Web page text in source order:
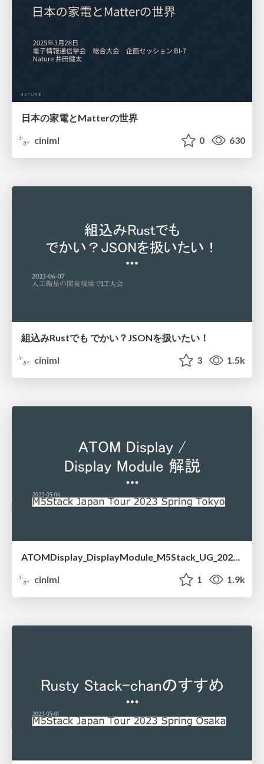
日本の家電とMatterの世界
ciniml
0 630
組込みRustでも でかい？JSONを扱いたい！
ciniml
3 1.5k
ATOMDisplay_DisplayModule_M5Stack_UG_2023_Tokyo.pdf
ciniml
1 1.9k